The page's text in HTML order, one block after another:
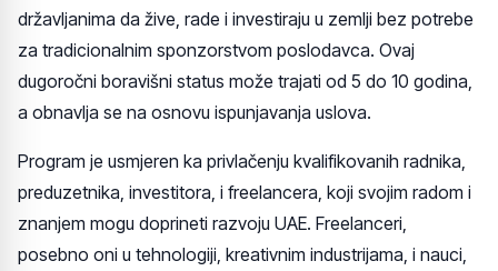
državljanima da žive, rade i investiraju u zemlji bez potrebe
za tradicionalnim sponzorstvom poslodavca. Ovaj
dugoročni boravišni status može trajati od 5 do 10 godina,
a obnavlja se na osnovu ispunjavanja uslova.
Program je usmjeren ka privlačenju kvalifikovanih radnika,
preduzetnika, investitora, i freelancera, koji svojim radom i
znanjem mogu doprineti razvoju UAE. Freelanceri,
posebno oni u tehnologiji, kreativnim industrijama, i nauci,